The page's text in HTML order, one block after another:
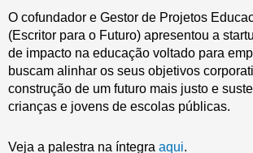
O cofundador e Gestor de Projetos
(Escritor para o Futuro) apresentou a
de impacto na educação voltado para
buscam alinhar os seus objetivos
construção de um futuro mais justo e
crianças e jovens de escolas públicas.
Veja a palestra na íntegra aqui.